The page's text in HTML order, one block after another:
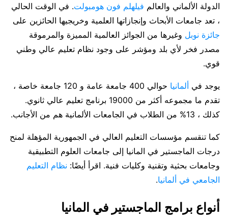
الدولة الألماني والعالم فيلهلم فون هومبولت. في الوقت الحالي
، تعد جامعات الأبحاث وإنجازاتها العلمية وخريجيها الحائزين على
جائزة نوبل وغيرها من الجوائز العالمية المميزة والمرموقة
مصدر فخر لأي بلد ومؤشر على وجود نظام تعليم عالي وطني
قوي.
يوجد في ألمانيا
حوالي 400 جامعة عامة و 120 جامعة خاصة ،
تقدم ما مجموعه أكثر من 19000 برنامج تعليم عالي ثانوي.
كذلك ، 13% من الطلاب في الجامعات الألمانية هم من الأجانب.
كما تنقسم مؤسسات التعليم العالي في الجمهورية المؤهلة لمنح
درجات الماجستير في المانيا إلى جامعات العلوم التطبيقية
وجامعات بحثية وتقنية وكليات فنية. اقرأ أيضًا: نظام التعليم
الجامعي في ألمانيا.
أنواع برامج الماجستير في المانيا